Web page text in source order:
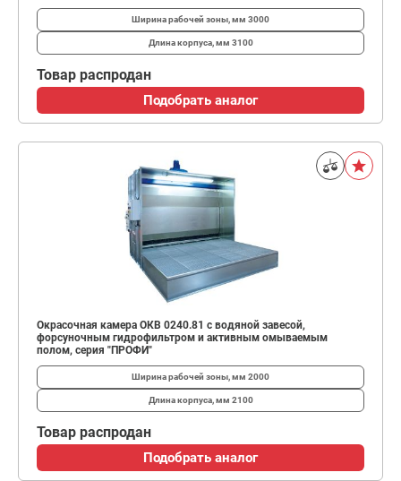
Ширина рабочей зоны, мм 3000
Длина корпуса, мм 3100
Товар распродан
Подобрать аналог
Окрасочная камера ОКВ 0240.81 с водяной завесой,
форсуночным гидрофильтром и активным омываемым
полом, серия "ПРОФИ"
Ширина рабочей зоны, мм 2000
Длина корпуса, мм 2100
Товар распродан
Подобрать аналог